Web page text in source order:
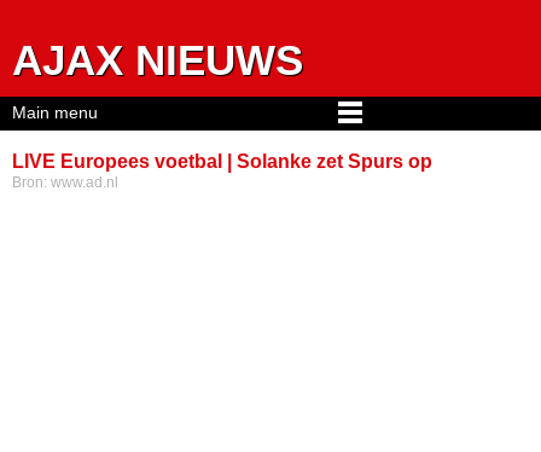
AJAX NIEUWS
LIVE Europees voetbal | Solanke zet Spurs op
Bron: www.ad.nl
Main menu